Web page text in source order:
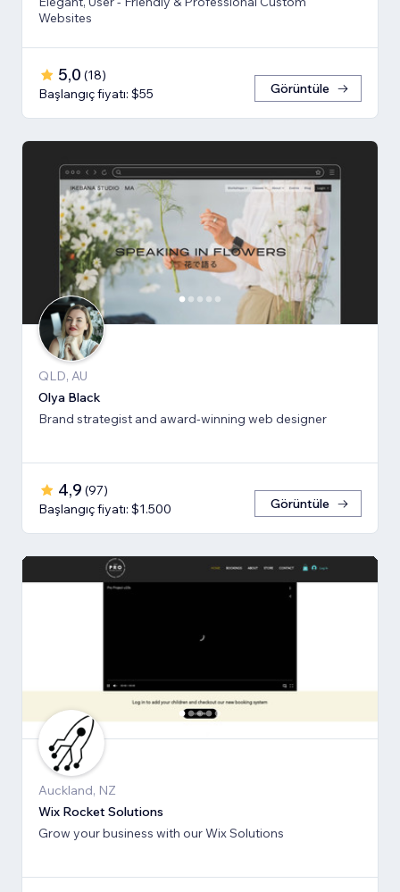
Websites
5,0 (18)
Başlangıç fiyatı: $55
Görüntüle
QLD, AU
Olya Black
Brand strategist and award-winning web designer
4,9 (97)
Başlangıç fiyatı: $1.500
Görüntüle
Auckland, NZ
Wix Rocket Solutions
Grow your business with our Wix Solutions